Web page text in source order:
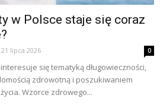
w Polsce staje się coraz
21 lipca 2026 0
się tematyką długowieczności,
zdrowotną i poszukiwaniem
Wzorce zdrowego...